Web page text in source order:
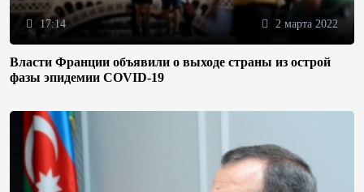
17:14 2 марта 2022
Власти Франции объявили о выходе страны из острой
фазы эпидемии COVID-19